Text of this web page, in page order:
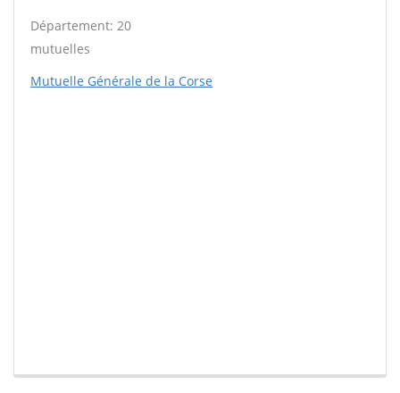
Département: 20
mutuelles
Mutuelle Générale de la Corse